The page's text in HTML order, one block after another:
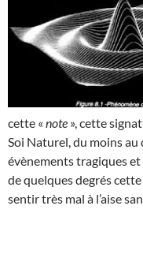
cette « note », cette
Soi Naturel, du moins
évènements tragiques
de quelques degrés
sentir très mal à l’aise